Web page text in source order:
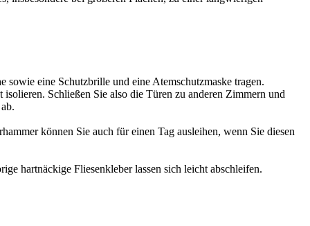
sowie eine Schutzbrille und eine Atemschutzmaske tragen.
Schließen Sie also die Türen zu anderen Zimmern und
können Sie auch für einen Tag ausleihen, wenn Sie diesen
hartnäckige Fliesenkleber lassen sich leicht abschleifen.